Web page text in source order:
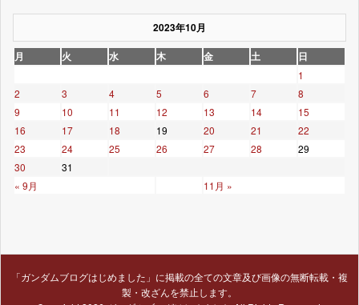
2023年10月
月
火 水 木 金 土 日
« 9月 11月 »
1
2
3 4 5 6 7
8
9
10 11 12 13 14
15
16
17 18 19 20 21
22
23
24 25 26 27 28
29
30
31
「ガンダムブログはじめました」に掲載の全ての文章及び画像の無断転載・複
製・改ざんを禁止します。